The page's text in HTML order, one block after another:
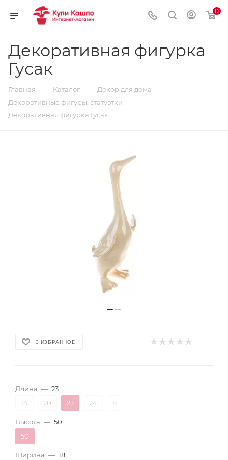
0
Декоративная фигурка
Гусак
Главная — Каталог — Декор для дома —
Декоративные фигуры, статуэтки —
Декоративная фигурка Гусак
В ИЗБРАННОЕ
Длина — 23
14
20 23 24 8
Высота — 50
50
Ширина — 18